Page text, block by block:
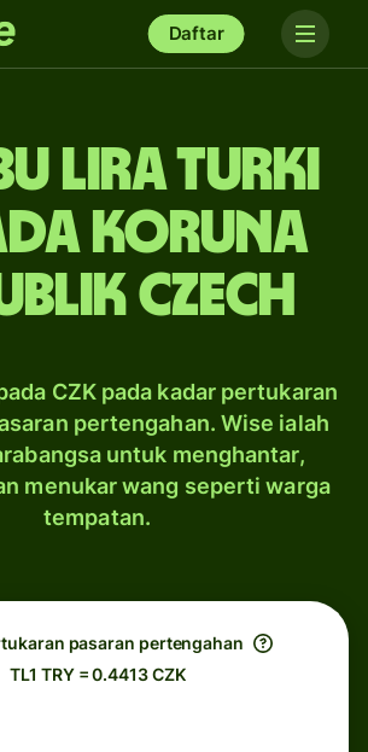
Daftar
lira Turki
koruna
Czech
CZK pada kadar pertukaran
pertengahan. Wise ialah
untuk menghantar,
menukar wang seperti warga
tempatan.
pasaran pertengahan
TL1 TRY = 0.4413 CZK